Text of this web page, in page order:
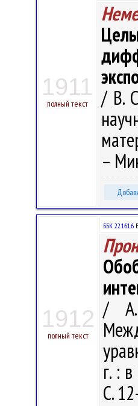
1911
полный текст
/ В.
–
1912
полный текст
ББК 22.161.6
/ А.
г. :
С.